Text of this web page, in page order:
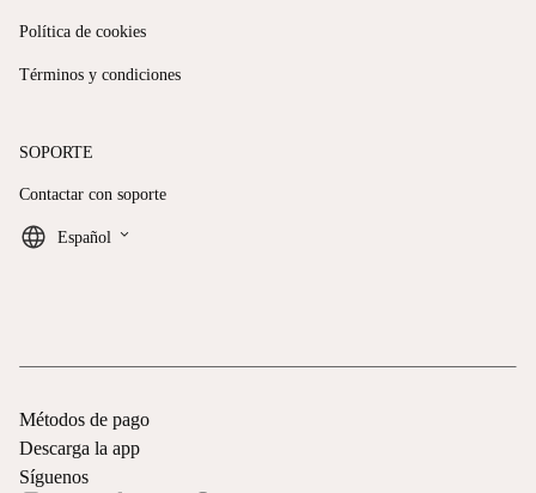
Política de cookies
Términos y condiciones
SOPORTE
Contactar con soporte
Español keyboard_arrow_down
Métodos de pago
Descarga la app
Síguenos